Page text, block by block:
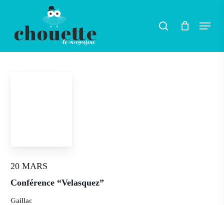
main
search Menu
20 MARS
Conférence “Velasquez”
Gaillac